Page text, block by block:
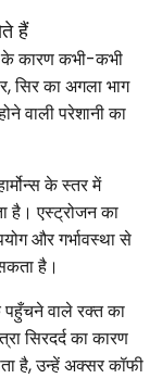
हैं
के कारण कभी-कभी
सिर का अगला भाग
वाली परेशानी का
के स्तर में
है। एस्ट्रोजन का
और गर्भावस्था से
है।
वाले रक्त का
सिरदर्द का कारण
है, उन्हें अक्सर कॉफी